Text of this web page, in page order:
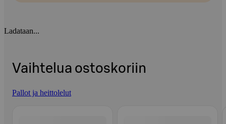
Ladataan...
Vaihtelua ostoskoriin
Pallot ja heittolelut